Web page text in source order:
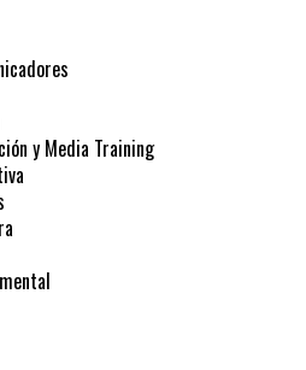
y Media Training